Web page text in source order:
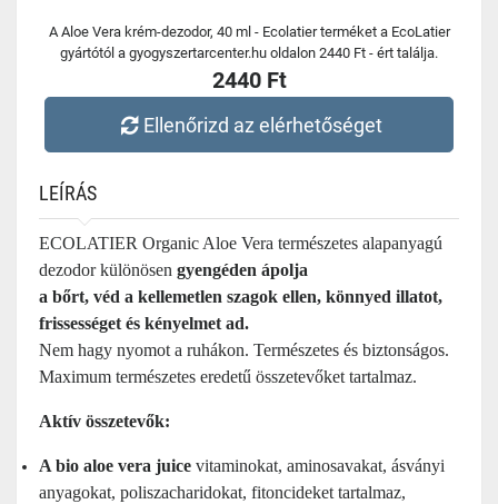
A Aloe Vera krém-dezodor, 40 ml - Ecolatier terméket a EcoLatier
gyártótól a gyogyszertarcenter.hu oldalon 2440 Ft - ért találja.
2440 Ft
Ellenőrizd az elérhetőséget
LEÍRÁS
ECOLATIER Organic Aloe Vera természetes alapanyagú
dezodor különösen gyengéden ápolja
a bőrt, véd a kellemetlen szagok ellen, könnyed illatot,
frissességet és kényelmet ad.
Nem hagy nyomot a ruhákon. Természetes és biztonságos.
Maximum természetes eredetű összetevőket tartalmaz.
Aktív összetevők:
A bio aloe vera juice vitaminokat, aminosavakat, ásványi
anyagokat, poliszacharidokat, fitoncideket tartalmaz,